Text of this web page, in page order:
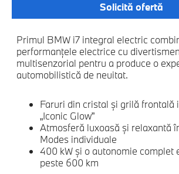
Solicită ofertă
Primul BMW i7 integral electric
performanţele electrice cu
multisenzorial pentru a produce o
automobilistică de neuitat.
Faruri din cristal şi grilă frontală
„Iconic Glow”
Atmosferă luxoasă şi relaxantă
Modes individuale
400 kW şi o autonomie complet
peste 600 km